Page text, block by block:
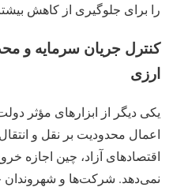
را برای جلوگیری از کاهش
کنترل جریان سرمایه و
ارزی
یکی دیگر از ابزارهای مؤثر
اعمال محدودیت بر نقل‌ و
اقتصادهای آزاد، چین اجازه
نمی‌دهد. شرکت‌ها و شهروندان